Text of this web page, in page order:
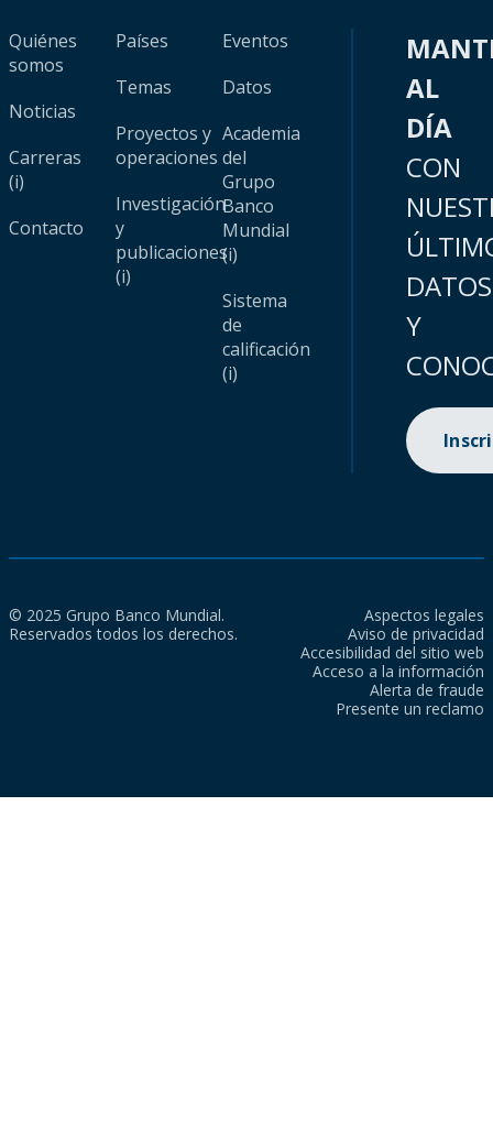
Quiénes
somos
Noticias
Carreras
(i)
Contacto
Países
Temas
Proyectos y
operaciones
Investigación
y
publicaciones
(i)
Eventos
Datos
Academia
del
Grupo
Banco
Mundial
(i)
Sistema
de
calificación
(i)
AL
DÍA
CON
DATOS
Y
© 2025 Grupo Banco Mundial.
Reservados todos los derechos.
Aspectos legales
Aviso de privacidad
Accesibilidad del sitio web
Acceso a la información
Alerta de fraude
Presente un reclamo